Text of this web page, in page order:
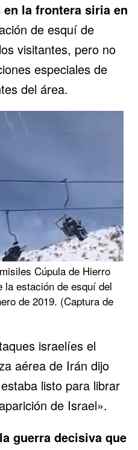
la frontera siria en
de esquí de
visitantes, pero no
especiales de
del área.
Cúpula de Hierro
la estación de esquí del
de 2019. (Captura de
israelíes el
aérea de Irán dijo
listo para librar
de Israel».
guerra decisiva que